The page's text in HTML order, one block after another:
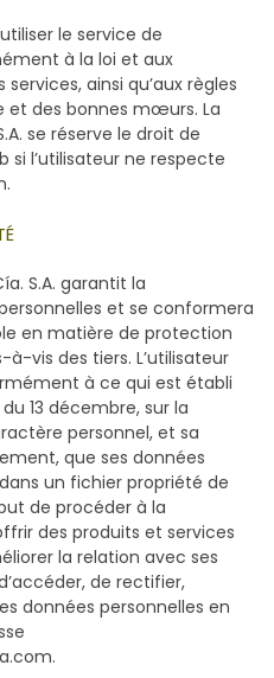
le service de
à la loi et aux
ainsi qu’aux règles
et des bonnes mœurs. La
se réserve le droit de
si l’utilisateur ne respecte
S.A. garantit la
et se conformera
en matière de protection
vis des tiers. L’utilisateur
à ce qui est établi
13 décembre, sur la
personnel, et sa
que ses données
un fichier propriété de
de procéder à la
des produits et services
la relation avec ses
de rectifier,
données personnelles en